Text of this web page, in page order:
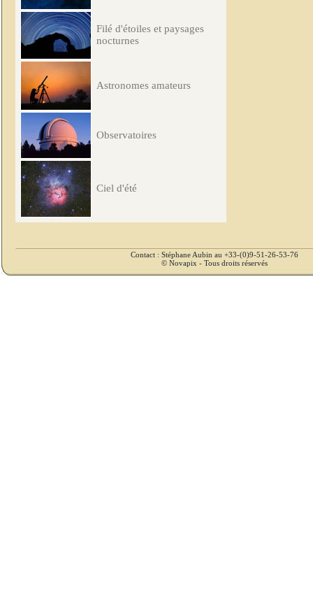
Filé d'étoiles et paysages
nocturnes
Astronomes amateurs
Observatoires
Ciel d'été
Contact : Stéphane Aubin au +33-(0)9-51-26-53-76
© Novapix - Tous droits réservés